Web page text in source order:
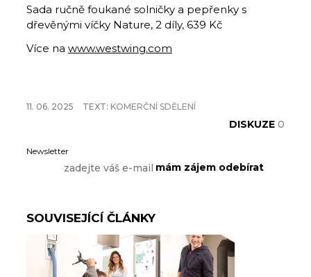
Sada ručně foukané solničky a pepřenky s
dřevěnými víčky Nature, 2 díly, 639 Kč
Více na www.westwing.com
11. 06. 2025 TEXT: KOMERČNÍ SDĚLENÍ
DISKUZE 0
Newsletter
SOUVISEJÍCÍ ČLÁNKY